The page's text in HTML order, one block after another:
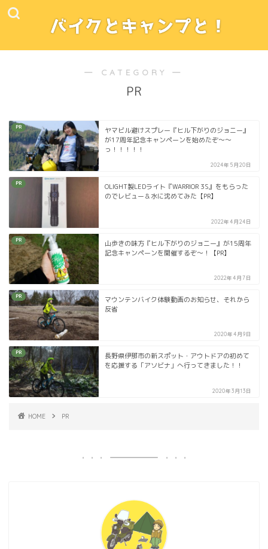
― CATEGORY ―
PR
PR
ヤマビル避けスプレー『ヒル下がりのジョニー』
が17周年記念キャンペーンを始めたぞ～～
っ！！！！！
2024年5月20日
PR
OLIGHT製LEDライト『WARRIOR 3S』をもらった
のでレビュー＆水に沈めてみた【PR】
2022年4月24日
PR
山歩きの味方『ヒル下がりのジョニー』が15周年
記念キャンペーンを開催するぞ～！【PR】
2022年4月7日
PR
マウンテンバイク体験動画のお知らせ、それから
反省
2020年4月9日
PR
長野県伊那市の新スポット・アウトドアの初めて
を応援する「アソビナ」へ行ってきました！！
2020年3月13日
HOME PR